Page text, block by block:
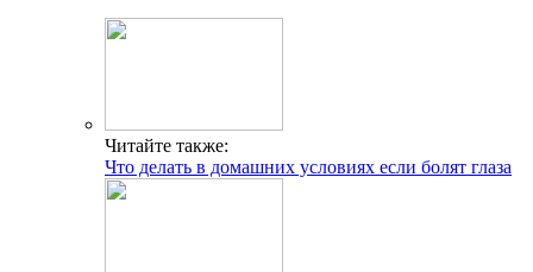
Читайте также:
Что делать в домашних условиях если болят глаза